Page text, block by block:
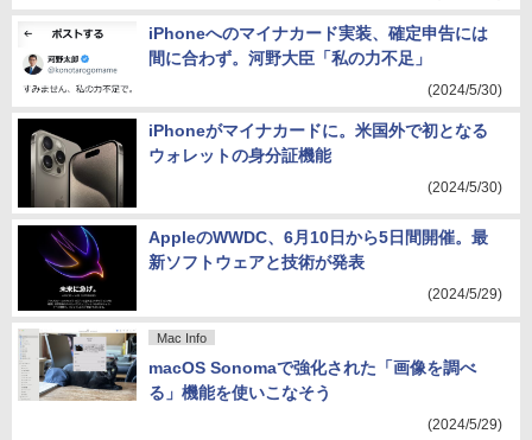
iPhoneへのマイナカード実装、確定申告には
間に合わず。河野大臣「私の力不足」
(2024/5/30)
iPhoneがマイナカードに。米国外で初となる
ウォレットの身分証機能
(2024/5/30)
AppleのWWDC、6月10日から5日間開催。最
新ソフトウェアと技術が発表
(2024/5/29)
Mac Info
macOS Sonomaで強化された「画像を調べ
る」機能を使いこなそう
(2024/5/29)